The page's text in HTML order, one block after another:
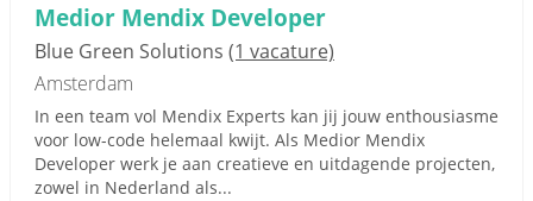
Medior Mendix Developer
Blue Green Solutions (1 vacature)
Amsterdam
In een team vol Mendix Experts kan jij jouw enthousiasme
voor low-code helemaal kwijt. Als Medior Mendix
Developer werk je aan creatieve en uitdagende projecten,
zowel in Nederland als...